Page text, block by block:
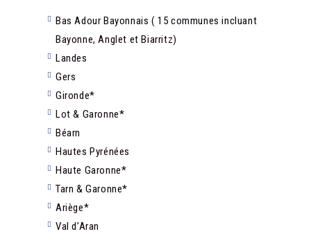
Bas Adour Bayonnais ( 15 communes incluant
Bayonne, Anglet et Biarritz)
Landes
Gers
Gironde*
Lot & Garonne*
Béarn
Hautes Pyrénées
Haute Garonne*
Tarn & Garonne*
Ariège*
Val d’Aran